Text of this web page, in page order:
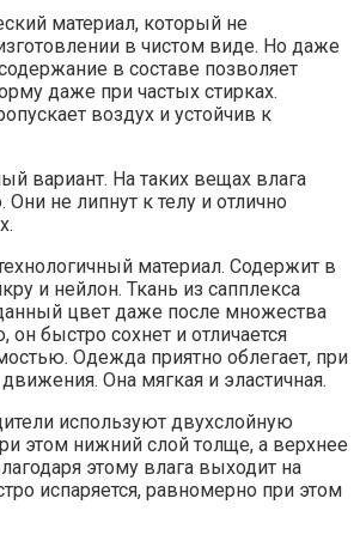
материал, который не
в чистом виде. Но даже
в составе позволяет
даже при частых стирках.
воздух и устойчив к
вариант. На таких вещах влага
Они не липнут к телу и отлично
материал. Содержит в
и нейлон. Ткань из сапплекса
цвет даже после множества
он быстро сохнет и отличается
Одежда приятно облегает, при
Она мягкая и эластичная.
используют двухслойную
этом нижний слой толще, а верхнее
этому влага выходит на
испаряется, равномерно при этом